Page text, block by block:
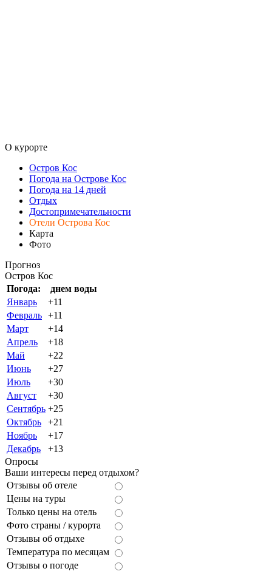
О курорте
Остров Кос
Погода на Острове Кос
Погода на 14 дней
Отдых
Достопримечательности
Отели Острова Кос
Карта
Фото
Прогноз
Остров Кос
Погода:
днем воды
Январь
+11
Февраль +11
Март
+14
Апрель
+18
Май
+22
Июнь
+27
Июль
+30
Август
+30
Сентябрь +25
Октябрь
+21
Ноябрь
+17
Декабрь
+13
Опросы
Ваши интересы перед отдыхом?
Отзывы об отеле
Цены на туры
Только цены на отель
Фото страны / курорта
Отзывы об отдыхе
Температура по месяцам
Отзывы о погоде